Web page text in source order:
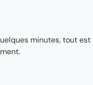
minutes, tout